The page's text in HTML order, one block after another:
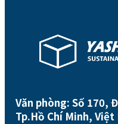
Văn phòng: Số 170,
Tp.Hồ Chí Minh, Việt